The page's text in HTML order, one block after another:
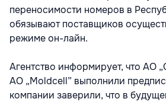
переносимости номеров в
обязывают поставщиков
режиме он-лайн.
Агентство информирует, что АО
АО „Moldcell” выполнили
компании заверили, что в